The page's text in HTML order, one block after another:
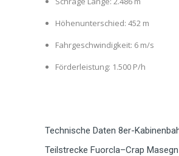
Höhenunterschied: 452 m
Fahrgeschwindigkeit: 6 m/s
Förderleistung: 1.500 P/h
Technische Daten 8er-
Teilstrecke Fuorcla–Crap Masegn